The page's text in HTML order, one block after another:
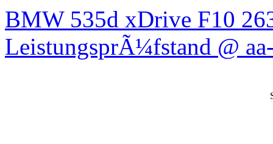
BMW 535d xDrive F10
LeistungsprÃ¼fstand @